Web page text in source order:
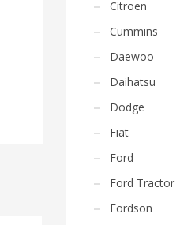
Citroen
Cummins
Daewoo
Daihatsu
Dodge
Fiat
Ford
Ford Tractor
Fordson